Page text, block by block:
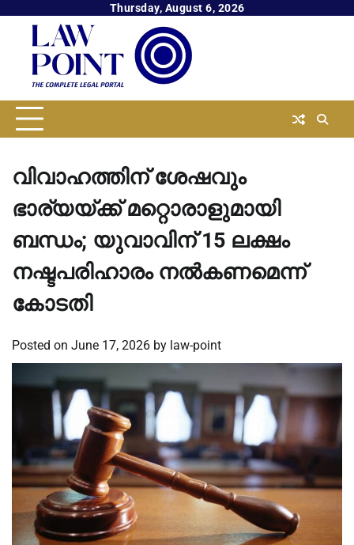
content
Thursday, August 6, 2026
വിവാഹത്തിന് ശേഷവും
ഭാര്യയ്ക്ക് മറ്റൊരാളുമായി
ബന്ധം; യുവാവിന് 15 ലക്ഷം
നഷ്ടപരിഹാരം നൽകണമെന്ന്
കോടതി
Posted on June 17, 2026 by law-point